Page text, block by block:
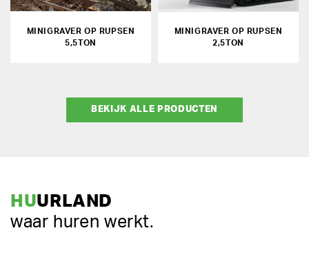
MINIGRAVER OP RUPSEN
5,5TON
MINIGRAVER OP RUPSEN
2,5TON
BEKIJK ALLE PRODUCTEN
HUURLAND
waar huren werkt.